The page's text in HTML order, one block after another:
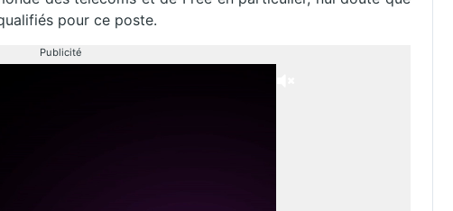
pour ce poste.
Publicité